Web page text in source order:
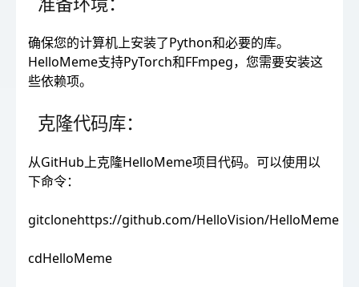
确保您的计算机上安装了Python和必要的库。
HelloMeme支持PyTorch和FFmpeg，您需要安装这
些依赖项。
克隆代码库：
从GitHub上克隆HelloMeme项目代码。可以使用以
下命令：
gitclonehttps://github.com/HelloVision/HelloMeme
cdHelloMeme